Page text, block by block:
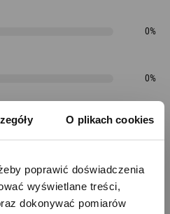
O plikach cookies
poprawić doświadczenia
wyświetlane treści,
dokonywać pomiarów
0%
0%
0%